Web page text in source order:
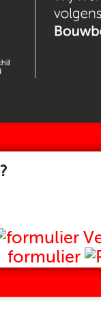
formulier